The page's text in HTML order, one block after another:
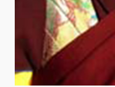
清定法師
清定法師